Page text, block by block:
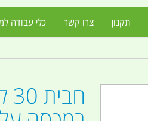
תקנון צרו קשר כלי עבודה